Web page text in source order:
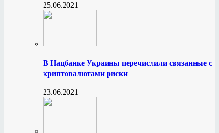
25.06.2021
В Нацбанке Украины перечислили связанные с
криптовалютами риски
23.06.2021